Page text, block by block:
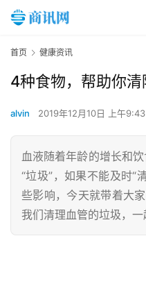
首页 健康资讯
4种食物，帮助你
alvin 2019年12月10日 上午9:43
血液随着年龄的增长和
“垃圾”，如果不能及时“
些影响，今天就带着大
我们清理血管的垃圾，一